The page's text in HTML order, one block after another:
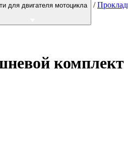
для двигателя мотоцикла /